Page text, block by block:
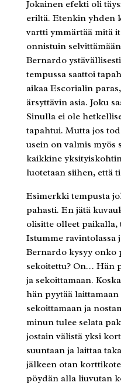
Jokainen efekti oli
eriltä. Etenkin yhden
vartti ymmärtää mitä
onnistuin
Bernardo
tempussa saattoi
aikaa Escorialin
ärsyttävin asia. Joku
Sinulla ei ole
tapahtui. Mutta jos
usein on valmis myös
kaikkine
luotetaan siihen, että
Esimerkki tempusta
pahasti. En jätä
olisitte olleet
Istumme ravintolassa
Bernardo kysyy onko
sekoitettu? On… Hän
ja sekoittamaan.
hän pyytää
sekoittamaan ja
minun tulee selata
jostain välistä yksi
suuntaan ja laittaa
jälkeen otan
pöydän alla liuvutan